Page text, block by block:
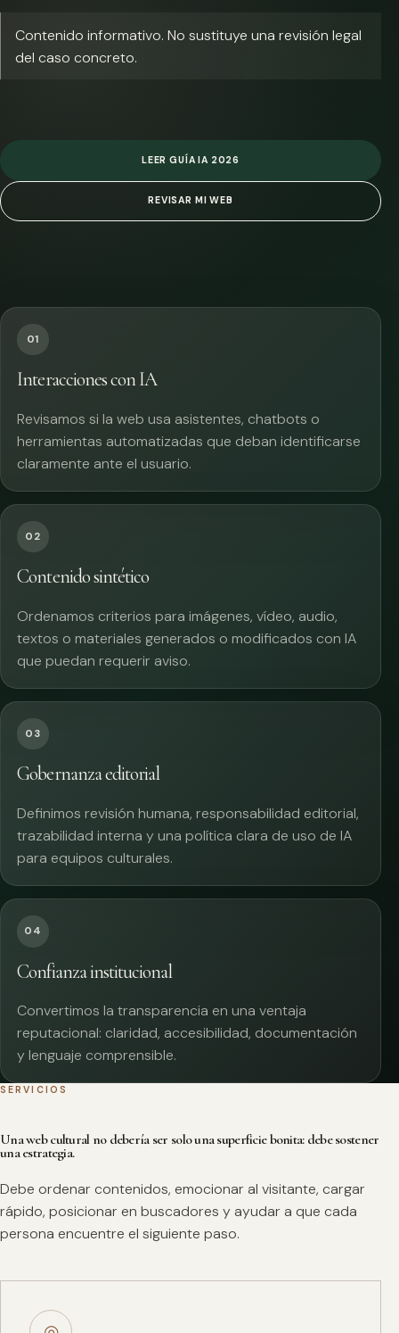
Contenido informativo. No sustituye una revisión legal
del caso concreto.
LEER GUÍA IA 2026
REVISAR MI WEB
01
Interacciones con IA
Revisamos si la web usa asistentes, chatbots o
herramientas automatizadas que deban identificarse
claramente ante el usuario.
02
Contenido sintético
Ordenamos criterios para imágenes, vídeo, audio,
textos o materiales generados o modificados con IA
que puedan requerir aviso.
03
Gobernanza editorial
Definimos revisión humana, responsabilidad editorial,
trazabilidad interna y una política clara de uso de IA
para equipos culturales.
04
Confianza institucional
Convertimos la transparencia en una ventaja
reputacional: claridad, accesibilidad, documentación
y lenguaje comprensible.
SERVICIOS
Una web cultural no debería ser solo una superficie bonita: debe sostener
una estrategia.
Debe ordenar contenidos, emocionar al visitante, cargar
rápido, posicionar en buscadores y ayudar a que cada
persona encuentre el siguiente paso.